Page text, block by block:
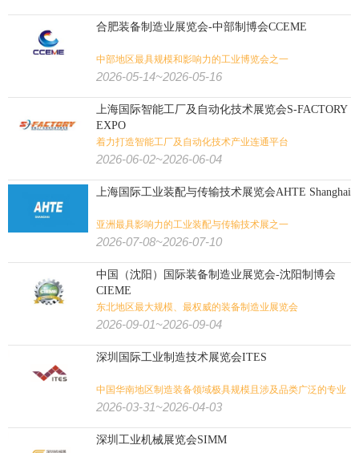
合肥装备制造业展览会-中部制博会CCEME
中部地区最具规模和影响力的工业博览会之一
2026-05-14~2026-05-16
上海国际智能工厂及自动化技术展览会S-FACTORY
EXPO
着力打造智能工厂及自动化技术产业连通平台
2026-06-02~2026-06-04
上海国际工业装配与传输技术展览会AHTE Shanghai
亚洲最具影响力的工业装配与传输技术展之一
2026-07-08~2026-07-10
中国（沈阳）国际装备制造业展览会-沈阳制博会
CIEME
东北地区最大规模、最权威的装备制造业展览会
2026-09-01~2026-09-04
深圳国际工业制造技术展览会ITES
中国华南地区制造装备领域极具规模且涉及品类广泛的专业
展览会
2026-03-31~2026-04-03
深圳工业机械展览会SIMM